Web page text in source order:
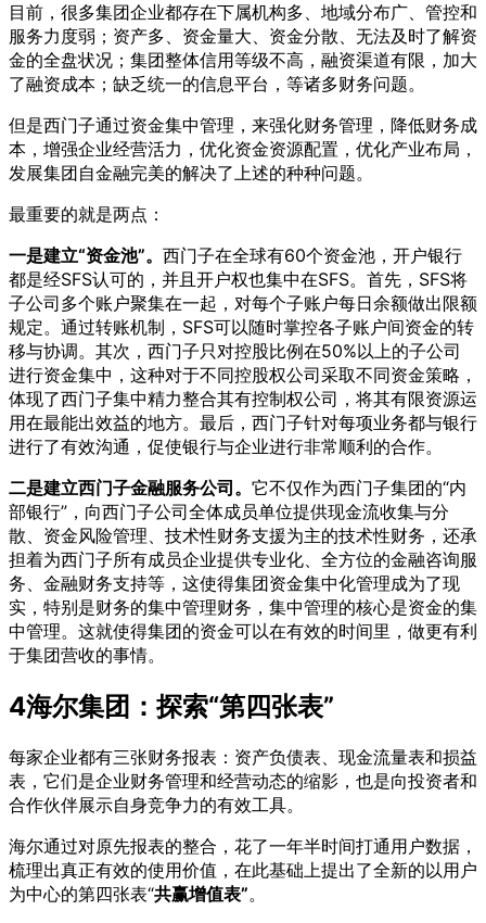
目前，很多集团企业都存在下属机构多、地域分布广、管控和
服务力度弱；资产多、资金量大、资金分散、无法及时了解资
金的全盘状况；集团整体信用等级不高，融资渠道有限，加大
了融资成本；缺乏统一的信息平台，等诸多财务问题。
但是西门子通过资金集中管理，来强化财务管理，降低财务成
本，增强企业经营活力，优化资金资源配置，优化产业布局，
发展集团自金融完美的解决了上述的种种问题。
最重要的就是两点：
一是建立“资金池”。 西门子在全球有60个资金池，开户银行
都是经SFS认可的，并且开户权也集中在SFS。首先，SFS将
子公司多个账户聚集在一起，对每个子账户每日余额做出限额
规定。通过转账机制，SFS可以随时掌控各子账户间资金的转
移与协调。其次，西门子只对控股比例在50%以上的子公司
进行资金集中，这种对于不同控股权公司采取不同资金策略，
体现了西门子集中精力整合其有控制权公司，将其有限资源运
用在最能出效益的地方。最后，西门子针对每项业务都与银行
进行了有效沟通，促使银行与企业进行非常顺利的合作。
二是建立西门子金融服务公司。 它不仅作为西门子集团的“内
部银行”，向西门子公司全体成员单位提供现金流收集与分
散、资金风险管理、技术性财务支援为主的技术性财务，还承
担着为西门子所有成员企业提供专业化、全方位的金融咨询服
务、金融财务支持等，这使得集团资金集中化管理成为了现
实，特别是财务的集中管理财务，集中管理的核心是资金的集
中管理。这就使得集团的资金可以在有效的时间里，做更有利
于集团营收的事情。
4海尔集团：探索“第四张表”
每家企业都有三张财务报表：资产负债表、现金流量表和损益
表，它们是企业财务管理和经营动态的缩影，也是向投资者和
合作伙伴展示自身竞争力的有效工具。
海尔通过对原先报表的整合，花了一年半时间打通用户数据，
梳理出真正有效的使用价值，在此基础上提出了全新的以用户
为中心的第四张表“共赢增值表”。